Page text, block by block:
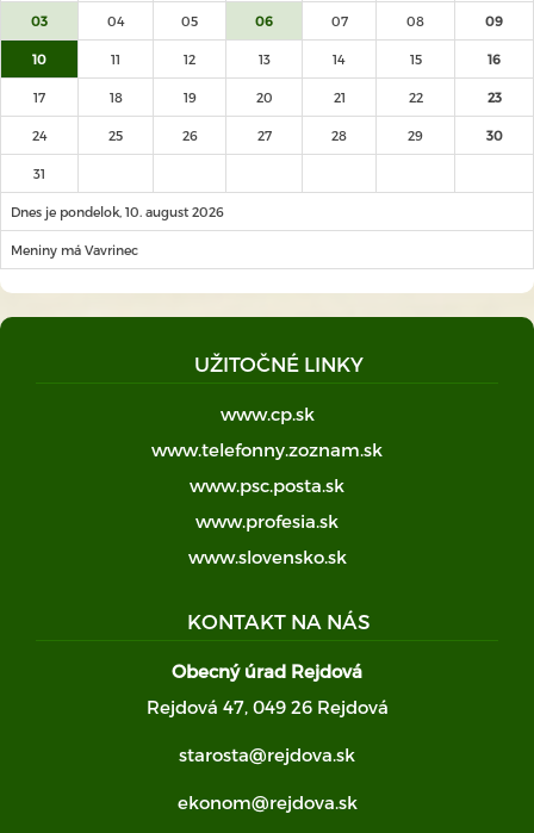
03 04 05 06 07 08 09
10 11 12 13 14 15 16
17 18 19 20 21 22 23
24 25 26 27 28 29 30
31
Dnes je pondelok, 10. august 2026
Meniny má Vavrinec
UŽITOČNÉ LINKY
www.cp.sk
www.telefonny.zoznam.sk
www.psc.posta.sk
www.profesia.sk
www.slovensko.sk
KONTAKT NA NÁS
Obecný úrad Rejdová
Rejdová 47, 049 26 Rejdová
starosta@rejdova.sk
ekonom@rejdova.sk